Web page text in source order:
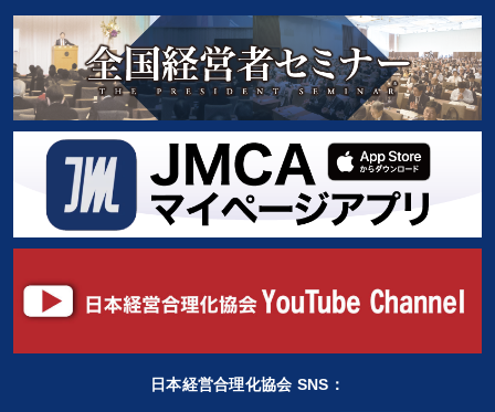
日本経営合理化協会 SNS：